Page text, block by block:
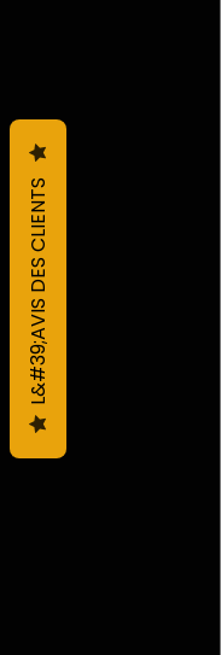
L&#39;AVIS DES CLIENTS